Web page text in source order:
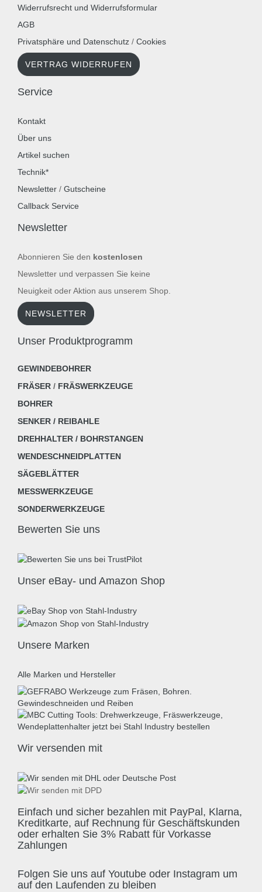
Widerrufsrecht und Widerrufsformular
AGB
Privatsphäre und Datenschutz / Cookies
VERTRAG WIDERRUFEN
Service
Kontakt
Über uns
Artikel suchen
Technik*
Newsletter / Gutscheine
Callback Service
Newsletter
Abonnieren Sie den kostenlosen
Newsletter und verpassen Sie keine
Neuigkeit oder Aktion aus unserem Shop.
NEWSLETTER
Unser Produktprogramm
GEWINDEBOHRER
FRÄSER / FRÄSWERKZEUGE
BOHRER
SENKER / REIBAHLE
DREHHALTER / BOHRSTANGEN
WENDESCHNEIDPLATTEN
SÄGEBLÄTTER
MESSWERKZEUGE
SONDERWERKZEUGE
Bewerten Sie uns
Unser eBay- und Amazon Shop
Unsere Marken
Alle Marken und Hersteller
Wir versenden mit
Einfach und sicher bezahlen mit PayPal, Klarna,
Kreditkarte, auf Rechnung für Geschäftskunden
oder erhalten Sie 3% Rabatt für Vorkasse
Zahlungen
Folgen Sie uns auf Youtube oder Instagram um
auf den Laufenden zu bleiben